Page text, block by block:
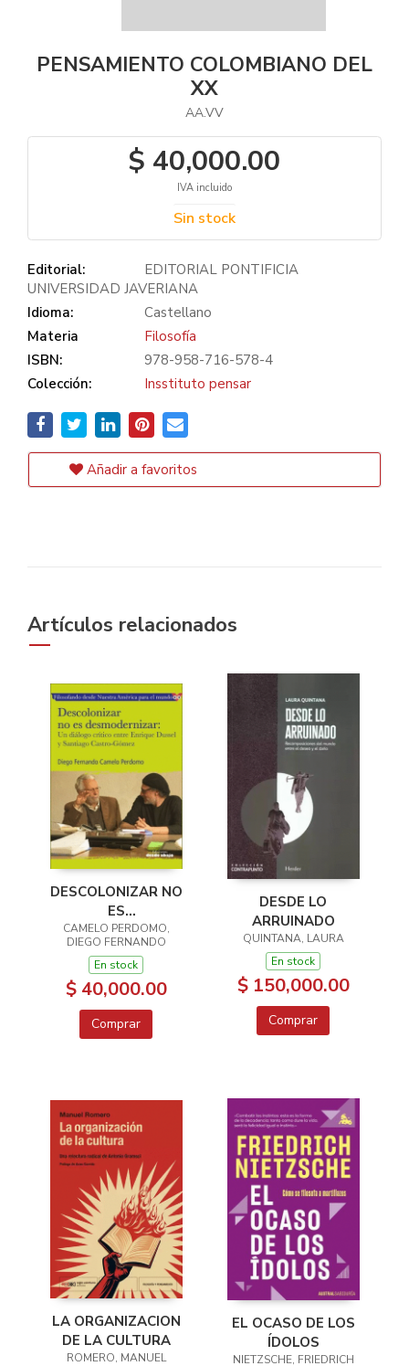
PENSAMIENTO COLOMBIANO DEL
XX
AA.VV
$ 40,000.00
IVA incluido
Sin stock
Editorial:
EDITORIAL PONTIFICIA
UNIVERSIDAD JAVERIANA
Idioma:
Castellano
Materia
Filosofía
ISBN:
978-958-716-578-4
Colección:
Insstituto pensar
Añadir a favoritos
Artículos relacionados
DESCOLONIZAR NO
ES
DESMODERNIZAR:
UN DIÁLOGO
CRÍTICO ENTRE
ENRIQUE DUSSEL Y
SANTIAGO CASTRO-
GÓMEZ
CAMELO PERDOMO,
DIEGO FERNANDO
En stock
$ 40,000.00
Comprar
DESDE LO
ARRUINADO
QUINTANA, LAURA
En stock
$ 150,000.00
Comprar
LA ORGANIZACION
DE LA CULTURA
ROMERO, MANUEL
EL OCASO DE LOS
ÍDOLOS
NIETZSCHE, FRIEDRICH